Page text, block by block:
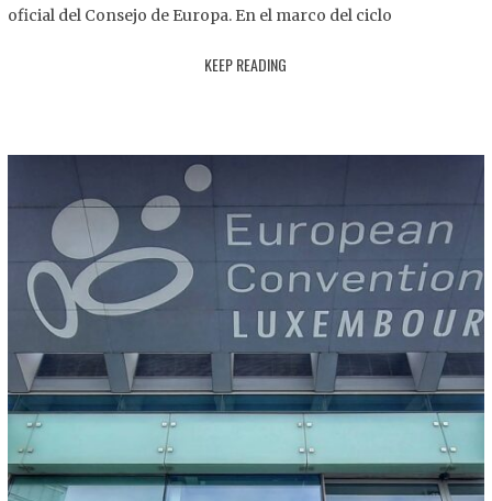
2
oficial del Consejo de Europa. En el marco del ciclo
KEEP READING